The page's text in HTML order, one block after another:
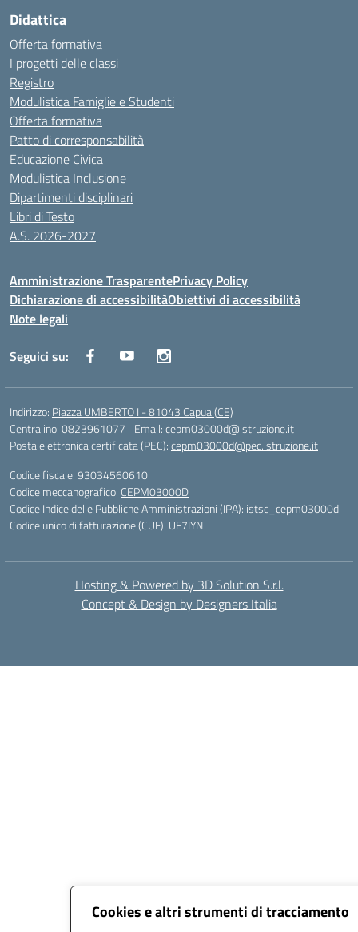
Cookies e altri strumenti di tracciamento
Didattica
Offerta formativa
I progetti delle classi
Registro
Modulistica Famiglie e Studenti
Offerta formativa
Patto di corresponsabilità
Educazione Civica
Modulistica Inclusione
Dipartimenti disciplinari
Libri di Testo
A.S. 2026-2027
Amministrazione TrasparentePrivacy Policy
Dichiarazione di accessibilitàObiettivi di accessibilità
Note legali
Seguici su:
Indirizzo: Piazza UMBERTO I - 81043 Capua (CE)
Centralino:0823961077 Email:cepm03000d@istruzione.it
Posta elettronica certificata (PEC):cepm03000d@pec.istruzione.it
Codice fiscale: 93034560610
Codice meccanografico: CEPM03000D
Codice Indice delle Pubbliche Amministrazioni (IPA): istsc_cepm03000d
Codice unico di fatturazione (CUF): UF7IYN
Hosting & Powered by 3D Solution S.r.l.
Concept & Design by Designers Italia